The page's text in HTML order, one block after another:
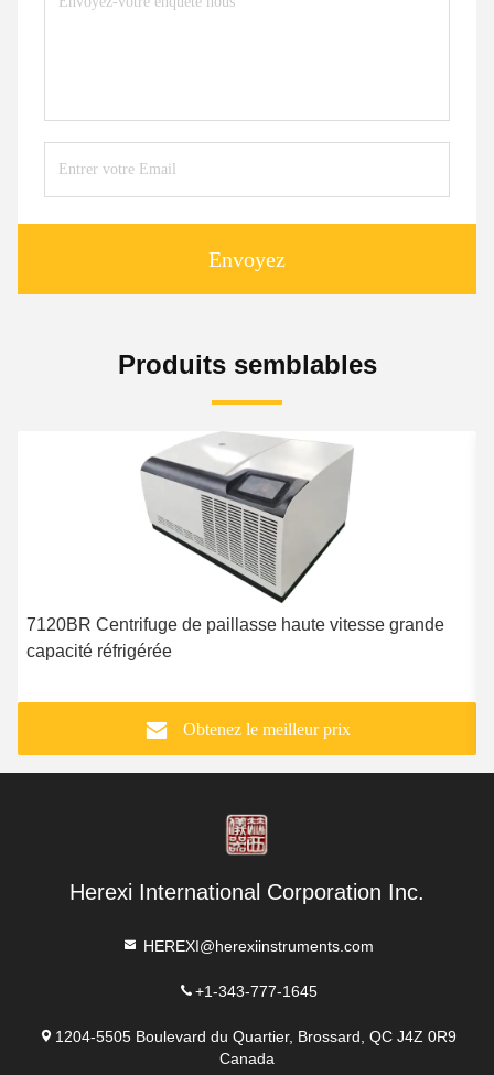
Envoyez
Produits semblables
7120BR Centrifuge de paillasse haute vitesse grande
capacité réfrigérée
Obtenez le meilleur prix
Herexi International Corporation Inc.
HEREXI@herexiinstruments.com
+1-343-777-1645
1204-5505 Boulevard du Quartier, Brossard, QC J4Z 0R9
Canada